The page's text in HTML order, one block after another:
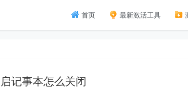
首页 最新激活工具
记事本怎么关闭